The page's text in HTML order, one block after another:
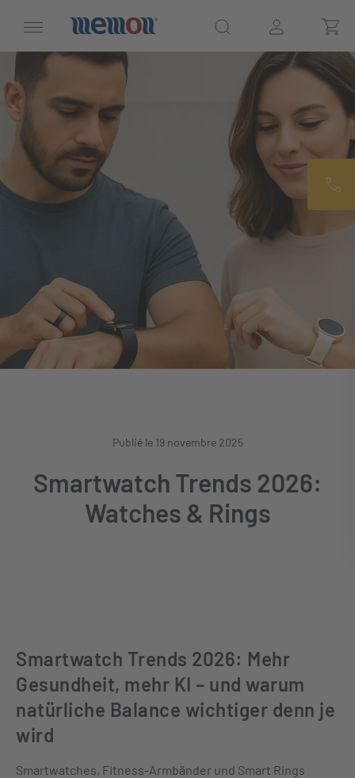
Publié le 19 novembre 2025
Smartwatch Trends 2026:
Watches & Rings
Smartwatch Trends 2026: Mehr
Gesundheit, mehr KI – und warum
natürliche Balance wichtiger denn je
wird
Smartwatches, Fitness-Armbänder und Smart Rings